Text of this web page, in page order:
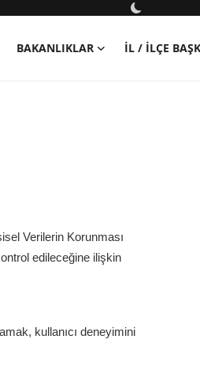
BAKANLIKLAR İL / İLÇE
Verilerin Korunması
edileceğine ilişkin
kullanıcı deneyimini